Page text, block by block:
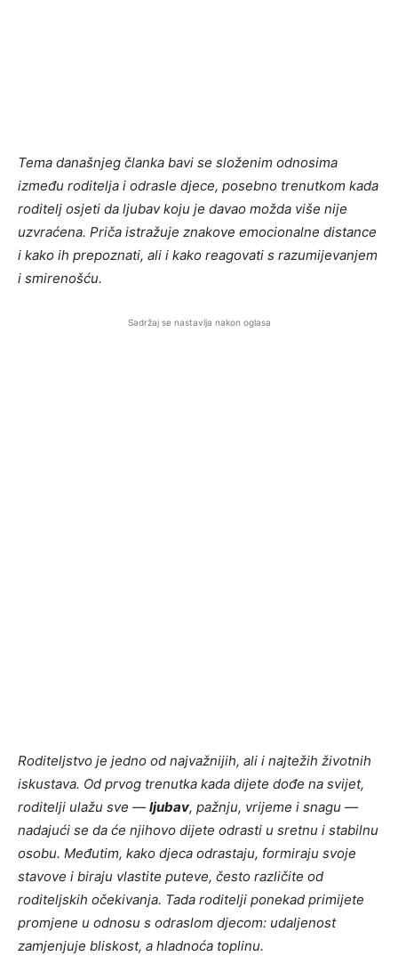
Tema današnjeg članka bavi se složenim odnosima
između roditelja i odrasle djece, posebno trenutkom kada
roditelj osjeti da ljubav koju je davao možda više nije
uzvraćena. Priča istražuje znakove emocionalne distance
i kako ih prepoznati, ali i kako reagovati s razumijevanjem
i smirenošću.
Sadržaj se nastavlja nakon oglasa
Roditeljstvo je jedno od najvažnijih, ali i najtežih životnih
iskustava. Od prvog trenutka kada dijete dođe na svijet,
roditelji ulažu sve — ljubav, pažnju, vrijeme i snagu —
nadajući se da će njihovo dijete odrasti u sretnu i stabilnu
osobu. Međutim, kako djeca odrastaju, formiraju svoje
stavove i biraju vlastite puteve, često različite od
roditeljskih očekivanja. Tada roditelji ponekad primijete
promjene u odnosu s odraslom djecom: udaljenost
zamjenjuje bliskost, a hladnoća toplinu.